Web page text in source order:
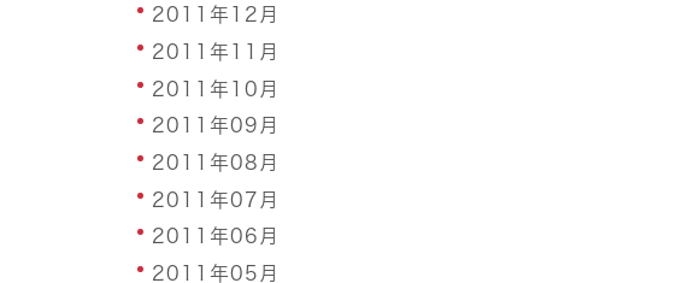
2011年12月
2011年11月
2011年10月
2011年09月
2011年08月
2011年07月
2011年06月
2011年05月